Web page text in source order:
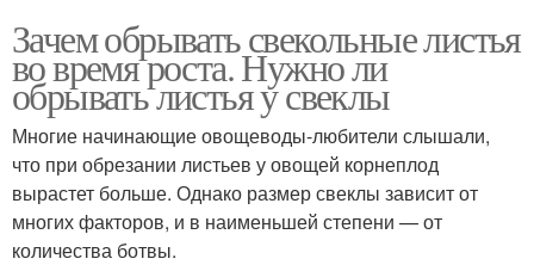
Зачем обрывать свекольные листья
во время роста. Нужно ли
обрывать листья у свеклы
Многие начинающие овощеводы-любители слышали,
что при обрезании листьев у овощей корнеплод
вырастет больше. Однако размер свеклы зависит от
многих факторов, и в наименьшей степени — от
количества ботвы.